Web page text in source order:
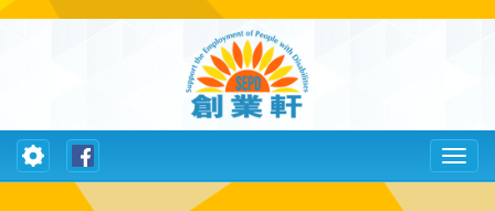
Toggle
Toggle
navigation